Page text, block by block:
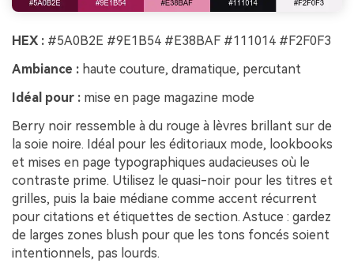
HEX : #5A0B2E #9E1B54 #E38BAF #111014 #F2F0F3
Ambiance : haute couture, dramatique, percutant
Idéal pour : mise en page magazine mode
Berry noir ressemble à du rouge à lèvres brillant sur de
la soie noire. Idéal pour les éditoriaux mode, lookbooks
et mises en page typographiques audacieuses où le
contraste prime. Utilisez le quasi-noir pour les titres et
grilles, puis la baie médiane comme accent récurrent
pour citations et étiquettes de section. Astuce : gardez
de larges zones blush pour que les tons foncés soient
intentionnels, pas lourds.